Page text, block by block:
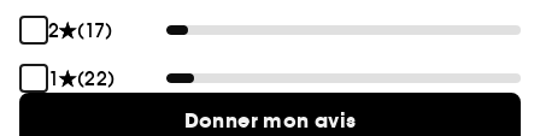
2
(17)
1
(22)
Donner mon avis